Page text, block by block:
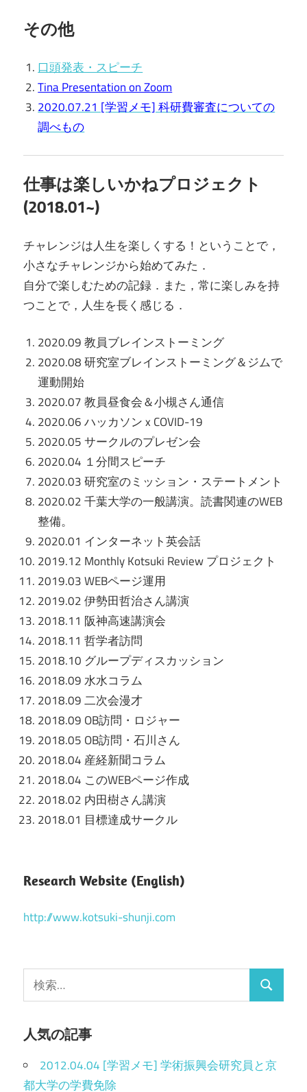
その他
口頭発表・スピーチ
Tina Presentation on Zoom
2020.07.21 [学習メモ] 科研費審査についての
調べもの
仕事は楽しいかねプロジェクト
(2018.01~)
チャレンジは人生を楽しくする！ということで，
小さなチャレンジから始めてみた．
自分で楽しむための記録．また，常に楽しみを持
つことで，人生を長く感じる．
2020.09 教員ブレインストーミング
2020.08 研究室ブレインストーミング＆ジムで
運動開始
2020.07 教員昼食会＆小槻さん通信
2020.06 ハッカソン x COVID-19
2020.05 サークルのプレゼン会
2020.04 １分間スピーチ
2020.03 研究室のミッション・ステートメント
2020.02 千葉大学の一般講演。読書関連のWEB
整備。
2020.01 インターネット英会話
2019.12 Monthly Kotsuki Review プロジェクト
2019.03 WEBページ運用
2019.02 伊勢田哲治さん講演
2018.11 阪神高速講演会
2018.11 哲学者訪問
2018.10 グループディスカッション
2018.09 水水コラム
2018.09 二次会漫才
2018.09 OB訪問・ロジャー
2018.05 OB訪問・石川さん
2018.04 産経新聞コラム
2018.04 このWEBページ作成
2018.02 内田樹さん講演
2018.01 目標達成サークル
Research Website (English)
http://www.kotsuki-shunji.com
検
索
検
人気の記事
2012.04.04 [学習メモ] 学術振興会研究員と京
都大学の学費免除